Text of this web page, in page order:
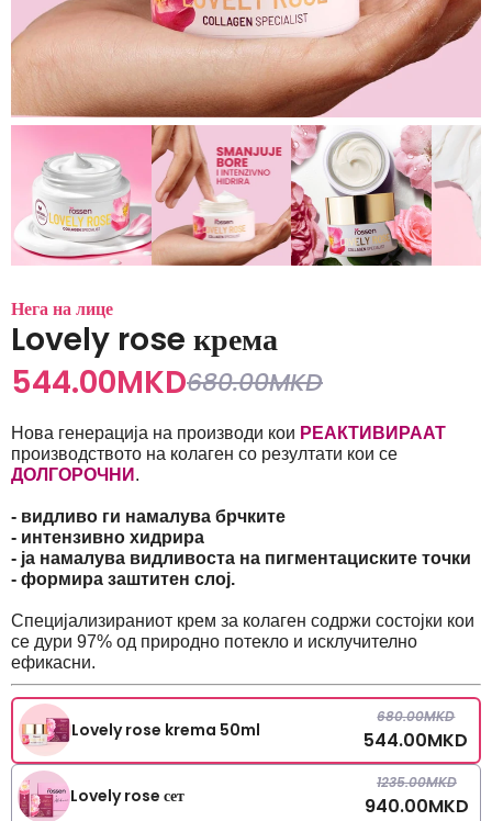
Нега на лице
Lovely rose крема
544.00MKD680.00MKD
Нова генерација на производи кои РЕАКТИВИРААТ
производството на колаген со резултати кои се
ДОЛГОРОЧНИ .
- видливо ги намалува брчките
- интензивно хидрира
- ја намалува видливоста на пигментациските точки
- формира заштитен слој.
Специјализираниот крем за колаген содржи состојки кои
се дури 97% од природно потекло и исклучително
ефикасни.
Lovely rose krema 50ml
680.00MKD
544.00MKD
Lovely rose сет
1235.00MKD
940.00MKD